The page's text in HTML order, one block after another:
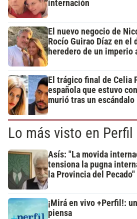
internación
El nuevo negocio de
Rocío Guirao Díaz en el
heredero de un imperio
El trágico final de Celia
española que estuvo
murió tras un escándalo
Lo más visto en Perfil
Asís: "La movida
tensiona la pugna
la Provincia del Pecado"
¡Mirá en vivo +Perfil!:
piensa